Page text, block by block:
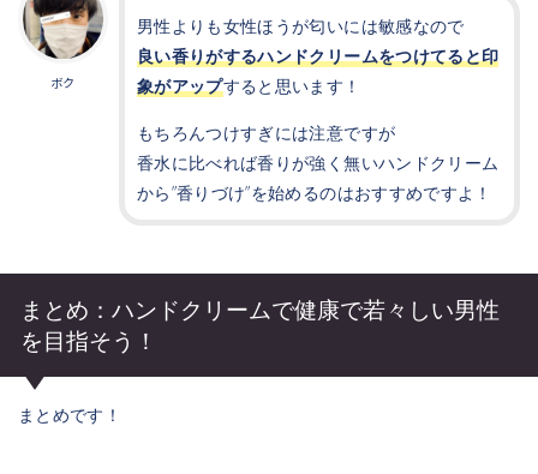
ボク
男性よりも女性ほうが匂いには敏感なので
良い香りがするハンドクリームをつけてると印
象がアップすると思います！
もちろんつけすぎには注意ですが
香水に比べれば香りが強く無いハンドクリーム
から”香りづけ”を始めるのはおすすめですよ！
まとめ：ハンドクリームで健康で若々しい男性
を目指そう！
まとめです！